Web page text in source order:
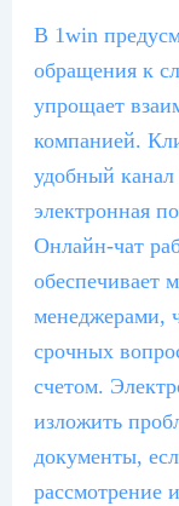
В 1win
обращения к
упрощает
компанией.
удобный канал
электронная
Онлайн-чат
обеспечивает
менеджерами,
срочных
счетом.
изложить
документы,
рассмотрение